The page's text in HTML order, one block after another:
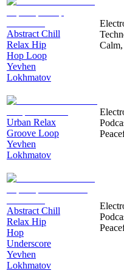
Abstract Chill
Relax Hip
Hop Loop
Yevhen
Lokhmatov
Calm,
Urban Relax
Groove Loop
Yevhen
Lokhmatov
Abstract Chill
Relax Hip
Hop
Underscore
Yevhen
Lokhmatov